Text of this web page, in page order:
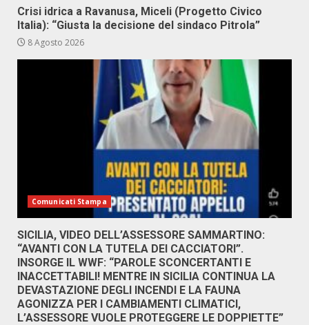
Crisi idrica a Ravanusa, Miceli (Progetto Civico
Italia): “Giusta la decisione del sindaco Pitrola”
8 Agosto 2026
Comunicati Stampa
SICILIA, VIDEO DELL’ASSESSORE SAMMARTINO:
“AVANTI CON LA TUTELA DEI CACCIATORI”.
INSORGE IL WWF: “PAROLE SCONCERTANTI E
INACCETTABILI! MENTRE IN SICILIA CONTINUA LA
DEVASTAZIONE DEGLI INCENDI E LA FAUNA
AGONIZZA PER I CAMBIAMENTI CLIMATICI,
L’ASSESSORE VUOLE PROTEGGERE LE DOPPIETTE”